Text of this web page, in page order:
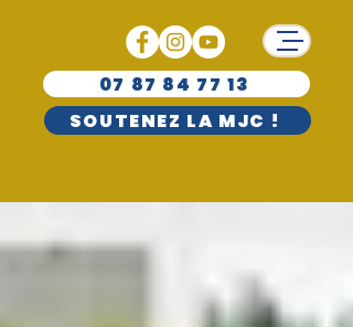
07 87 84 77 13
SOUTENEZ LA MJC !